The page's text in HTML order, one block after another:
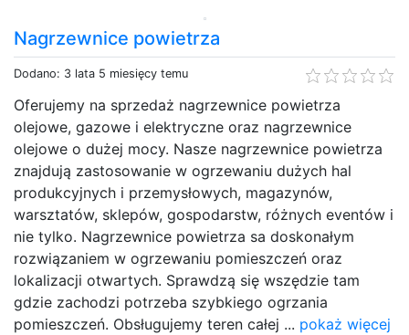
Nagrzewnice powietrza
Dodano: 3 lata 5 miesięcy temu
Oferujemy na sprzedaż nagrzewnice powietrza
olejowe, gazowe i elektryczne oraz nagrzewnice
olejowe o dużej mocy. Nasze nagrzewnice powietrza
znajdują zastosowanie w ogrzewaniu dużych hal
produkcyjnych i przemysłowych, magazynów,
warsztatów, sklepów, gospodarstw, różnych eventów i
nie tylko. Nagrzewnice powietrza sa doskonałym
rozwiązaniem w ogrzewaniu pomieszczeń oraz
lokalizacji otwartych. Sprawdzą się wszędzie tam
gdzie zachodzi potrzeba szybkiego ogrzania
pomieszczeń. Obsługujemy teren całej ... pokaż więcej